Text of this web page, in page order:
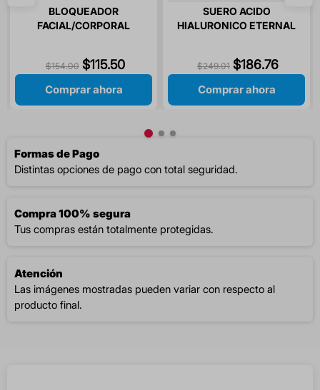
BLOQUEADOR
FACIAL/CORPORAL
$154.00 $115.50
Comprar ahora
SUERO ACIDO
HIALURONICO ETERNAL
$249.01 $186.76
Comprar ahora
Formas de Pago
Distintas opciones de pago con total seguridad.
Compra 100% segura
Tus compras están totalmente protegidas.
Atención
Las imágenes mostradas pueden variar con respecto al
producto final.